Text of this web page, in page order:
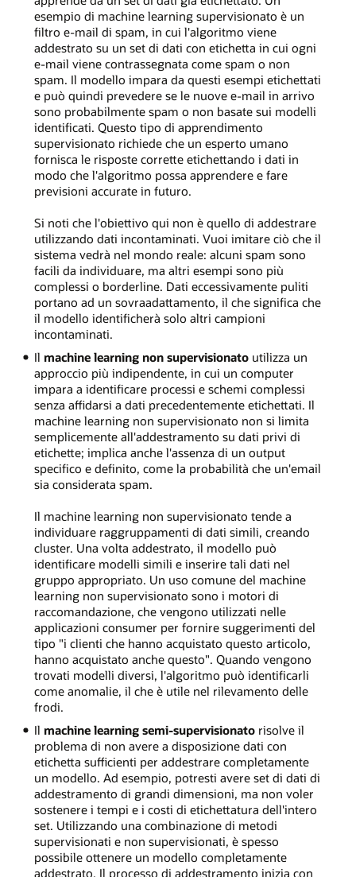
esempio di machine learning supervisionato è un
filtro e-mail di spam, in cui l'algoritmo viene
addestrato su un set di dati con etichetta in cui ogni
e-mail viene contrassegnata come spam o non
spam. Il modello impara da questi esempi etichettati
e può quindi prevedere se le nuove e-mail in arrivo
sono probabilmente spam o non basate sui modelli
identificati. Questo tipo di apprendimento
supervisionato richiede che un esperto umano
fornisca le risposte corrette etichettando i dati in
modo che l'algoritmo possa apprendere e fare
previsioni accurate in futuro.
Si noti che l'obiettivo qui non è quello di addestrare
utilizzando dati incontaminati. Vuoi imitare ciò che il
sistema vedrà nel mondo reale: alcuni spam sono
facili da individuare, ma altri esempi sono più
complessi o borderline. Dati eccessivamente puliti
portano ad un sovraadattamento, il che significa che
il modello identificherà solo altri campioni
incontaminati.
Il machine learning non supervisionatoutilizza un
approccio più indipendente, in cui un computer
impara a identificare processi e schemi complessi
senza affidarsi a dati precedentemente etichettati. Il
machine learning non supervisionato non si limita
semplicemente all'addestramento su dati privi di
etichette; implica anche l'assenza di un output
specifico e definito, come la probabilità che un'email
sia considerata spam.
Il machine learning non supervisionato tende a
individuare raggruppamenti di dati simili, creando
cluster. Una volta addestrato, il modello può
identificare modelli simili e inserire tali dati nel
gruppo appropriato. Un uso comune del machine
learning non supervisionato sono i motori di
raccomandazione, che vengono utilizzati nelle
applicazioni consumer per fornire suggerimenti del
tipo "i clienti che hanno acquistato questo articolo,
hanno acquistato anche questo". Quando vengono
trovati modelli diversi, l'algoritmo può identificarli
come anomalie, il che è utile nel rilevamento delle
frodi.
Il machine learning semi-supervisionatorisolve il
problema di non avere a disposizione dati con
etichetta sufficienti per addestrare completamente
un modello. Ad esempio, potresti avere set di dati di
addestramento di grandi dimensioni, ma non voler
sostenere i tempi e i costi di etichettatura dell'intero
set. Utilizzando una combinazione di metodi
supervisionati e non supervisionati, è spesso
possibile ottenere un modello completamente
addestrato. Il processo di addestramento inizia con